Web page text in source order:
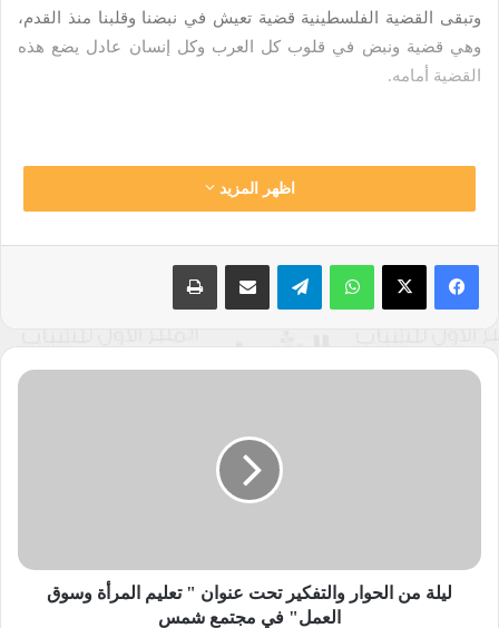
وتبقى القضية الفلسطينية قضية تعيش في نبضنا وقلبنا منذ القدم،
وهي قضية ونبض في قلوب كل العرب وكل إنسان عادل يضع هذه
القضية أمامه.
اظهر المزيد
واتساب تيلقرام مشاركة عبر البريد طباعة
ليلة
المرأة
وسوقليلة من الحوار والتفكير تحت عنوان " تعليم المرأة وسوق
العمل" في مجتمع شمس